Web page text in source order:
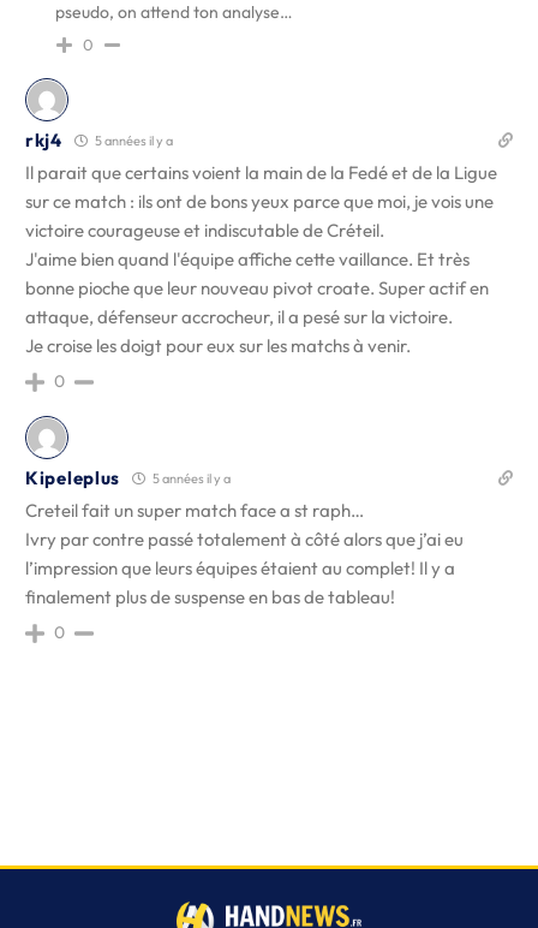
pseudo, on attend ton analyse…
0
rkj4 5 années il y a
Il parait que certains voient la main de la Fedé et de la Ligue
sur ce match : ils ont de bons yeux parce que moi, je vois une
victoire courageuse et indiscutable de Créteil.
J'aime bien quand l'équipe affiche cette vaillance. Et très
bonne pioche que leur nouveau pivot croate. Super actif en
attaque, défenseur accrocheur, il a pesé sur la victoire.
Je croise les doigt pour eux sur les matchs à venir.
0
Kipeleplus 5 années il y a
Creteil fait un super match face a st raph…
Ivry par contre passé totalement à côté alors que j’ai eu
l’impression que leurs équipes étaient au complet! Il y a
finalement plus de suspense en bas de tableau!
0